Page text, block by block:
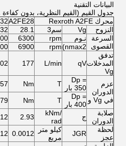
البيانات التقنية
جدول القيم (القيم النظرية، بدون
محرك Rexroth A2FE
A2FE28
النزوح
Vg سم3 28.1
32
السرعة
القصوى
نـوم rpm
6300
nmax2)
rpm
6900
تدفق
المدخلات
Vg
qV
L/min
177
عزم
الدوران
في Vg و
Dp =
350 بار
T
Nm
Dp =
400 بار
T
Nm
صلابة
الدوران
ج
kNm/
rad
2.93
لحظة
عجز
JGR
كيلو متر
مربع
0.0012